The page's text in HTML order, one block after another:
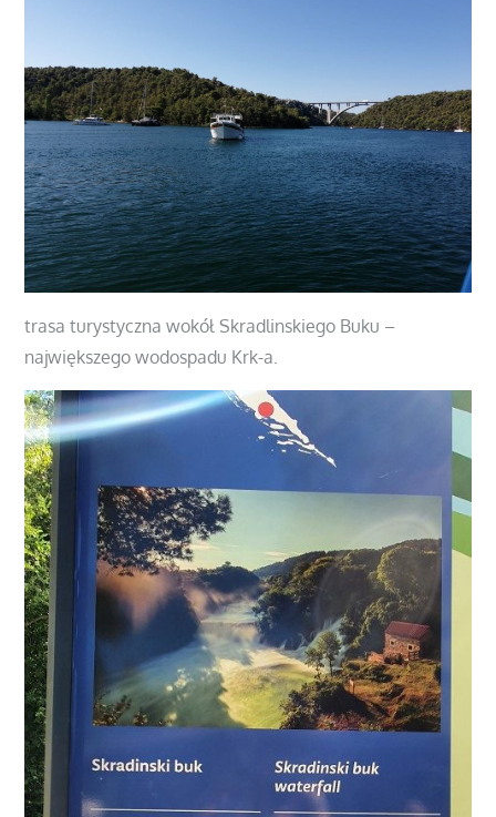
trasa turystyczna wokół Skradlinskiego Buku –
największego wodospadu Krk-a.